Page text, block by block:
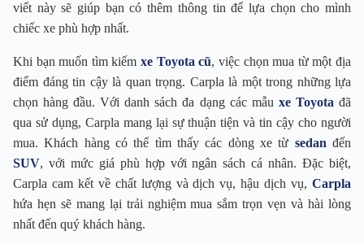
viết này sẽ giúp bạn có thêm thông tin để lựa chọn cho mình
chiếc xe phù hợp nhất.
Khi bạn muốn tìm kiếmxe Toyota cũ, việc chọn mua từ một địa
điểm đáng tin cậy là quan trọng. Carpla là một trong những lựa
chọn hàng đầu. Với danh sách đa dạng các mẫu xe Toyotađã
qua sử dụng, Carpla mang lại sự thuận tiện và tin cậy cho người
mua. Khách hàng có thể tìm thấy các dòng xe từ sedanđến
SUV, với mức giá phù hợp với ngân sách cá nhân. Đặc biệt,
Carpla cam kết về chất lượng và dịch vụ, hậu dịch vụ, Carpla
hứa hẹn sẽ mang lại trải nghiệm mua sắm trọn vẹn và hài lòng
nhất đến quý khách hàng.